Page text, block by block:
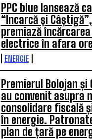
PPC blue lansează
“Încarcă și
premiază
electrice în afara
ENERGIE
Premierul Bolojan și
au convenit asupra
consolidare fiscală
în energie.
plan de țară pe